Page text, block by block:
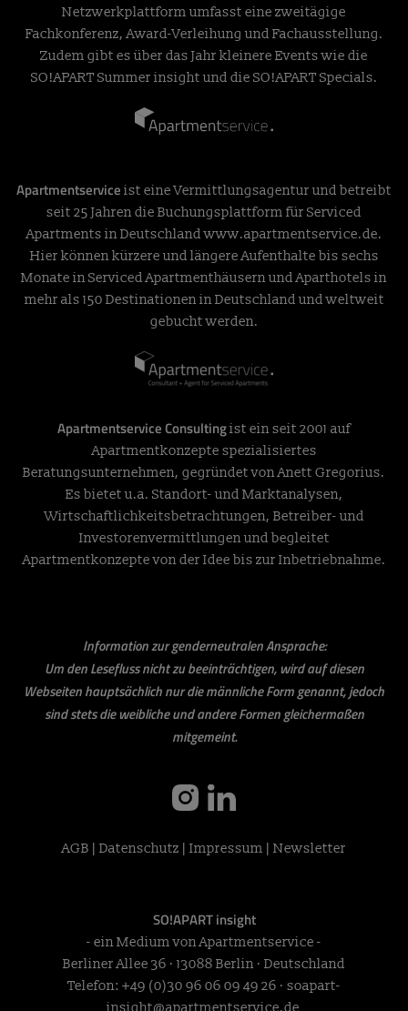
Netzwerkplattform umfasst eine zweitägige
Fachkonferenz, Award-Verleihung und Fachausstellung.
Zudem gibt es über das Jahr kleinere Events wie die
SO!APART Summer insight und die SO!APART Specials.
Apartmentservice ist eine Vermittlungsagentur und betreibt
seit 25 Jahren die Buchungsplattform für Serviced
Apartments in Deutschlandwww.apartmentservice.de.
Hier können kürzere und längere Aufenthalte bis sechs
Monate in Serviced Apartmenthäusern und Aparthotels in
mehr als 150 Destinationen in Deutschland und weltweit
gebucht werden.
Apartmentservice Consultingist ein seit 2001 auf
Apartmentkonzepte spezialisiertes
Beratungsunternehmen, gegründet von Anett Gregorius.
Es bietet u.a. Standort- und Marktanalysen,
Wirtschaftlichkeitsbetrachtungen, Betreiber- und
Investorenvermittlungen und begleitet
Apartmentkonzepte von der Idee bis zur Inbetriebnahme.
Information zur genderneutralen Ansprache:
Um den Lesefluss nicht zu beeinträchtigen, wird auf diesen
Webseiten hauptsächlich nur die männliche Form genannt, jedoch
sind stets die weibliche und andere Formen gleichermaßen
mitgemeint.
instagram
AGB | Datenschutz | Impressum | Newsletter
SO!APART insight
- ein Medium von Apartmentservice -
Berliner Allee 36 · 13088 Berlin · Deutschland
Telefon: +49 (0)30 96 06 09 49 26 · soapart-